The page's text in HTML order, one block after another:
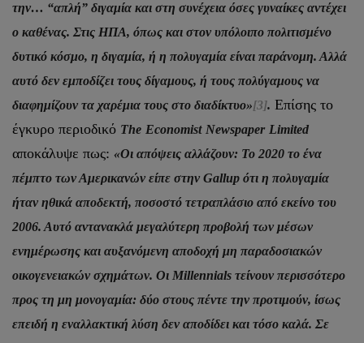
την… “απλή” διγαμία και στη συνέχεια όσες γυναίκες αντέχει
ο καθένας. Στις ΗΠΑ, όπως και στον υπόλοιπο πολιτισμένο
δυτικό κόσμο, η διγαμία, ή η πολυγαμία είναι παράνομη. Αλλά
αυτό δεν εμποδίζει τους δίγαμους, ή τους πολύγαμους να
διαφημίζουν τα χαρέμια τους στο διαδίκτυο»[3]. Επίσης το
έγκυρο περιοδικό The Economist Newspaper Limited
αποκάλυψε πως: «Οι απόψεις αλλάζουν: Το 2020 το ένα
πέμπτο των Αμερικανών είπε στην Gallup ότι η πολυγαμία
ήταν ηθικά αποδεκτή, ποσοστό τετραπλάσιο από εκείνο του
2006. Αυτό αντανακλά μεγαλύτερη προβολή των μέσων
ενημέρωσης και αυξανόμενη αποδοχή μη παραδοσιακών
οικογενειακών σχημάτων. Οι Millennials τείνουν περισσότερο
προς τη μη μονογαμία: δύο στους πέντε την προτιμούν, ίσως
επειδή η εναλλακτική λύση δεν αποδίδει και τόσο καλά. Σε